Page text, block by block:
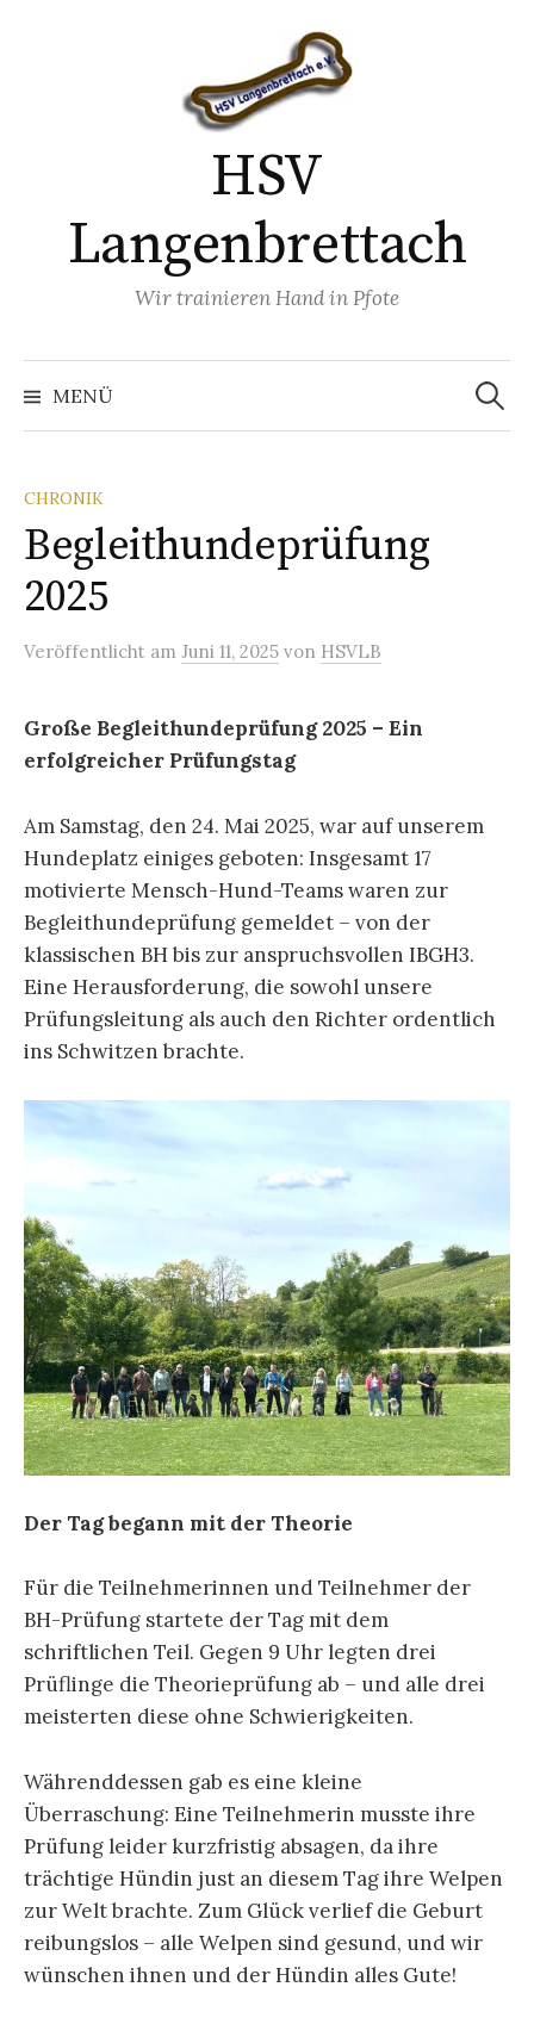
HSV
Langenbrettach
Wir trainieren Hand in Pfote
MENÜ
Suchen
nach:
CHRONIK
Begleithundeprüfung
2025
Veröffentlicht am Juni 11, 2025 von HSVLB
Große Begleithundeprüfung 2025 – Ein
erfolgreicher Prüfungstag
Am Samstag, den 24. Mai 2025, war auf unserem
Hundeplatz einiges geboten: Insgesamt 17
motivierte Mensch-Hund-Teams waren zur
Begleithundeprüfung gemeldet – von der
klassischen BH bis zur anspruchsvollen IBGH3.
Eine Herausforderung, die sowohl unsere
Prüfungsleitung als auch den Richter ordentlich
ins Schwitzen brachte.
Der Tag begann mit der Theorie
Für die Teilnehmerinnen und Teilnehmer der
BH-Prüfung startete der Tag mit dem
schriftlichen Teil. Gegen 9 Uhr legten drei
Prüflinge die Theorieprüfung ab – und alle drei
meisterten diese ohne Schwierigkeiten.
Währenddessen gab es eine kleine
Überraschung: Eine Teilnehmerin musste ihre
Prüfung leider kurzfristig absagen, da ihre
trächtige Hündin just an diesem Tag ihre Welpen
zur Welt brachte. Zum Glück verlief die Geburt
reibungslos – alle Welpen sind gesund, und wir
wünschen ihnen und der Hündin alles Gute!